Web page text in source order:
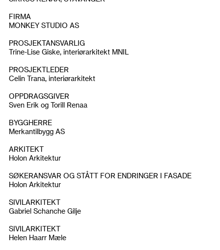
FIRMA
MONKEY STUDIO AS
PROSJEKTANSVARLIG
Trine-Lise Giske, interiørarkitekt MNIL
PROSJEKTLEDER
Celin Trana, interiørarkitekt
OPPDRAGSGIVER
Sven Erik og Torill Renaa
BYGGHERRE
Merkantilbygg AS
ARKITEKT
Holon Arkitektur
SØKERANSVAR OG STÅTT FOR ENDRINGER I FASADE
Holon Arkitektur
SIVILARKITEKT
Gabriel Schanche Gilje
SIVILARKITEKT
Helen Haarr Mæle